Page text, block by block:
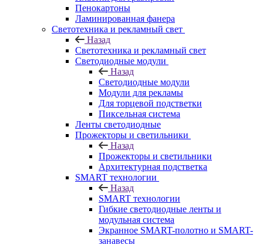
Пенокартоны
Ламинированная фанера
Светотехника и рекламный свет
Назад
Светотехника и рекламный свет
Светодиодные модули
Назад
Светодиодные модули
Модули для рекламы
Для торцевой подстветки
Пиксельная система
Ленты светодиодные
Прожекторы и светильники
Назад
Прожекторы и светильники
Архитектурная подстветка
SMART технологии
Назад
SMART технологии
Гибкие светодиодные ленты и
модульная система
Экранное SMART-полотно и SMART-
занавесы